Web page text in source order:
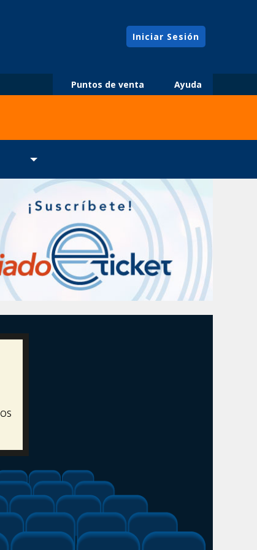
Iniciar Sesión
Puntos de venta Ayuda